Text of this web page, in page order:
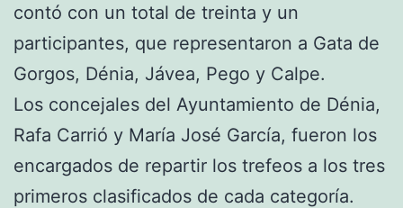
contó con un total de treinta y un
participantes, que representaron a Gata de
Gorgos, Dénia, Jávea, Pego y Calpe.
Los concejales del Ayuntamiento de Dénia,
Rafa Carrió y María José García, fueron los
encargados de repartir los trefeos a los tres
primeros clasificados de cada categoría.